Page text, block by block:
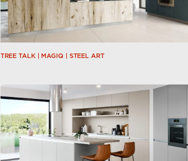
TREE TALK | MAGIQ | STEEL ART